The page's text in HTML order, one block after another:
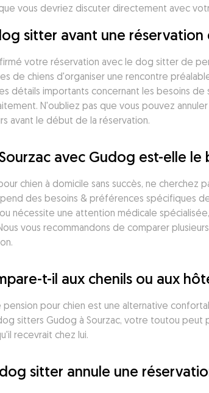
vous devriez discuter directement avec
sitter avant une réservation
votre réservation avec le dog sitter de
de chiens d'organiser une rencontre
détails importants concernant les besoins
N'oubliez pas que vous pouvez
avant le début de la réservation.
avec Gudog est-elle
chien à domicile sans succès, ne cherchez
des besoins & préférences spécifiques
nécessite une attention médicale
vous recommandons de comparer
t-il aux chenils ou aux
pour chien est une alternative
sitters Gudog à Sourzac, votre toutou peut
recevrait chez lui.
sitter annule une